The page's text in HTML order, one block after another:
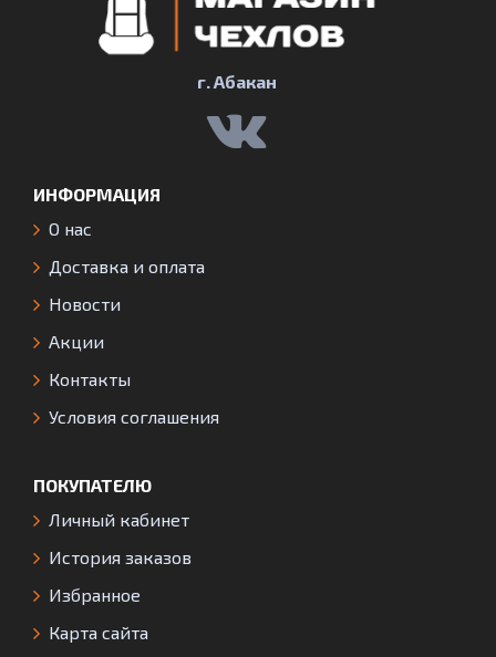
г. Абакан
ИНФОРМАЦИЯ
О нас
Доставка и оплата
Новости
Акции
Контакты
Условия соглашения
ПОКУПАТЕЛЮ
Личный кабинет
История заказов
Избранное
Карта сайта